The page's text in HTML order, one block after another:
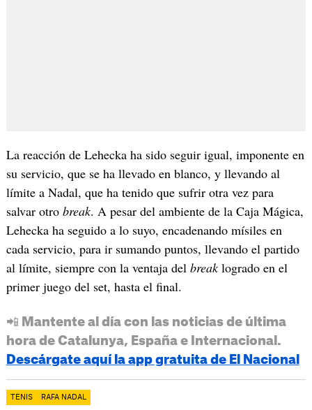
La reacción de Lehecka ha sido seguir igual, imponente en
su servicio, que se ha llevado en blanco, y llevando al
límite a Nadal, que ha tenido que sufrir otra vez para
salvar otro break. A pesar del ambiente de la Caja Mágica,
Lehecka ha seguido a lo suyo, encadenando mísiles en
cada servicio, para ir sumando puntos, llevando el partido
al límite, siempre con la ventaja del breaklogrado en el
primer juego del set, hasta el final.
📲 Mantente al día con las noticias de última
hora de Catalunya, España e Internacional.
Descárgate aquí la app gratuita de El Nacional
TENIS RAFA NADAL